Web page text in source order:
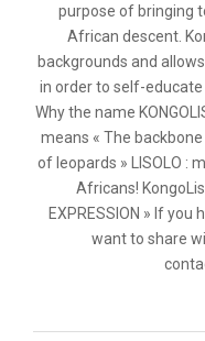
purpose of bringing
African descent.
backgrounds and
in order to self-
Why the name
means « The
of leopards » LISOLO :
Africans!
EXPRESSION » If
want to share